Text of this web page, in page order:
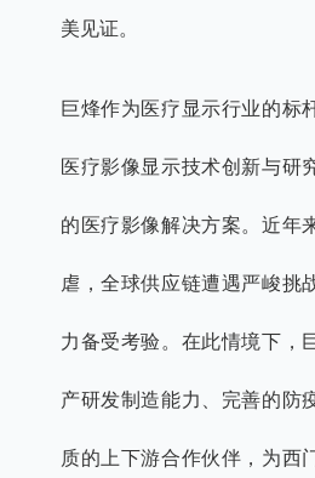
美见证。
巨烽作为医疗显示行业的标
医疗影像显示技术创新与研
的医疗影像解决方案。近年
虐，全球供应链遭遇严峻挑
力备受考验。在此情境下，
产研发制造能力、完善的防
质的上下游合作伙伴，为西